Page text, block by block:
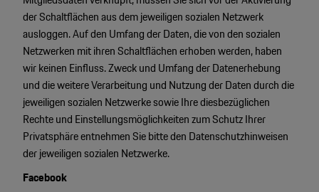
der Schaltflächen aus dem jeweiligen sozialen Netzwerk
ausloggen. Auf den Umfang der Daten, die von den sozialen
Netzwerken mit ihren Schaltflächen erhoben werden, haben
wir keinen Einfluss. Zweck und Umfang der Datenerhebung
und die weitere Verarbeitung und Nutzung der Daten durch die
jeweiligen sozialen Netzwerke sowie Ihre diesbezüglichen
Rechte und Einstellungsmöglichkeiten zum Schutz Ihrer
Privatsphäre entnehmen Sie bitte den Datenschutzhinweisen
der jeweiligen sozialen Netzwerke.
Facebook